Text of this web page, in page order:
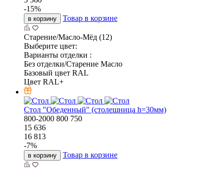
-15%
в корзину Товар в корзине
Старение/Масло-Мёд (12)
Выберите цвет:
Варианты отделки :
Без отделки/Старение Масло
Базовый цвет RAL
Цвет RAL+
Стол "Обеденный" (столешница h=30мм)
800-2000 800 750
15 636
16 813
-7%
в корзину Товар в корзине